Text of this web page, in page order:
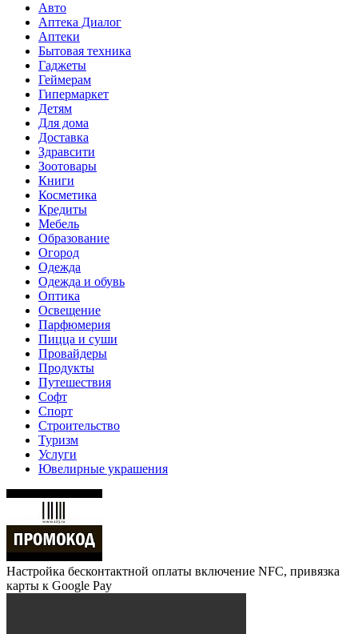
Авто
Аптека Диалог
Аптеки
Бытовая техника
Гаджеты
Геймерам
Гипермаркет
Детям
Для дома
Доставка
Здравсити
Зоотовары
Книги
Косметика
Кредиты
Мебель
Образование
Огород
Одежда
Одежда и обувь
Оптика
Освещение
Парфюмерия
Пицца и суши
Провайдеры
Продукты
Путешествия
Софт
Спорт
Строительство
Туризм
Услуги
Ювелирные украшения
Настройка бесконтактной оплаты включение NFC, привязка
карты к Google Pay